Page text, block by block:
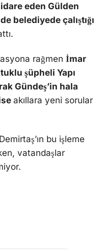
eden Gülden
belediyede çalıştığı
rağmen İmar
şüpheli Yapı
Gündeş’in hala
akıllara yeni sorular
bu işleme
vatandaşlar